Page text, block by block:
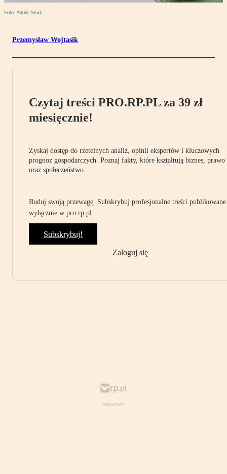
Foto: Adobe Stock
Przemysław Wojtasik
Czytaj treści PRO.RP.PL za 39 zł
miesięcznie!
Zyskaj dostęp do rzetelnych analiz, opinii ekspertów i kluczowych
prognoz gospodarczych. Poznaj fakty, które kształtują biznes, prawo
oraz społeczeństwo.
Buduj swoją przewagę. Subskrybuj profesjonalne treści publikowane
wyłącznie w pro.rp.pl.
Subskrybuj!
Zaloguj się